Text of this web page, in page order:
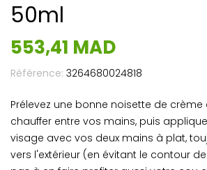
50ml
553,41 MAD
Référence: 3264680024818
Prélevez une bonne noisette de crème
chauffer entre vos mains, puis
visage avec vos deux mains à plat,
vers l'extérieur (en évitant le contour